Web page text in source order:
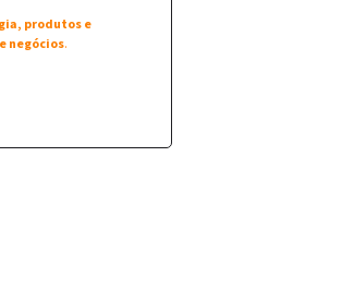
produtos e
negócios.